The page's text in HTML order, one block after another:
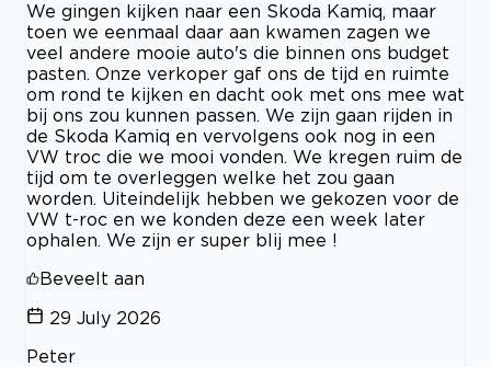
We gingen kijken naar een Skoda Kamiq, maar
toen we eenmaal daar aan kwamen zagen we
veel andere mooie auto's die binnen ons budget
pasten. Onze verkoper gaf ons de tijd en ruimte
om rond te kijken en dacht ook met ons mee wat
bij ons zou kunnen passen. We zijn gaan rijden in
de Skoda Kamiq en vervolgens ook nog in een
VW troc die we mooi vonden. We kregen ruim de
tijd om te overleggen welke het zou gaan
worden. Uiteindelijk hebben we gekozen voor de
VW t-roc en we konden deze een week later
ophalen. We zijn er super blij mee !
Beveelt aan
29 July 2026
Peter